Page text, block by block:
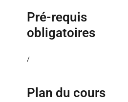
Pré-requis
obligatoires
/
Plan du cours